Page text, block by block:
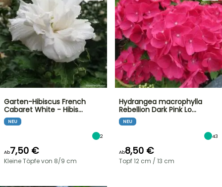
Garten-Hibiscus French
Cabaret White - Hibis…
NEU
2
Ab7,50 €
Kleine Töpfe von 8/9 cm
Hydrangea macrophylla
Rebellion Dark Pink Lo…
NEU
43
Ab8,50 €
Topf 12 cm / 13 cm